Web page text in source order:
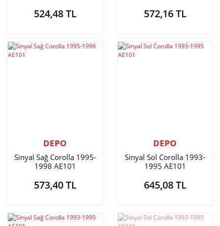
524,48 TL 572,16 TL
DEPO
Sinyal Sağ Corolla 1995-
1998 AE101
573,40 TL
DEPO
Sinyal Sol Corolla 1993-
1995 AE101
645,08 TL